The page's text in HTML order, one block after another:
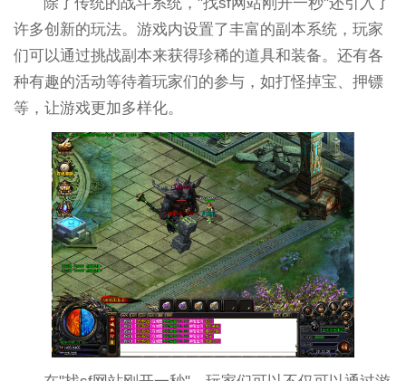
除了传统的战斗系统，"找sf网站刚开一秒"还引入了
许多创新的玩法。游戏内设置了丰富的副本系统，玩家
们可以通过挑战副本来获得珍稀的道具和装备。还有各
种有趣的活动等待着玩家们的参与，如打怪掉宝、押镖
等，让游戏更加多样化。